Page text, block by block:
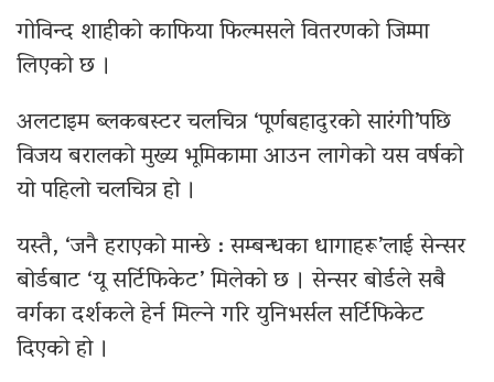
गोविन्द शाहीको काफिया फिल्मसले वितरणको जिम्मा
लिएको छ ।
अलटाइम ब्लकबस्टर चलचित्र ‘पूर्णबहादुरको सारंगी’पछि
विजय बरालको मुख्य भूमिकामा आउन लागेको यस वर्षको
यो पहिलो चलचित्र हो ।
यस्तै, ‘जनै हराएको मान्छे : सम्बन्धका धागाहरू’लाई सेन्सर
बोर्डबाट ‘यू सर्टिफिकेट’ मिलेको छ । सेन्सर बोर्डले सबै
वर्गका दर्शकले हेर्न मिल्ने गरि युनिभर्सल सर्टिफिकेट
दिएको हो ।